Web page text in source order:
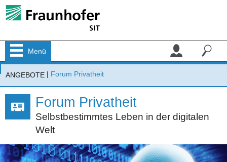
Menü
ANGEBOTE | Forum Privatheit
Forum Privatheit
Selbstbestimmtes Leben in der digitalen
Welt